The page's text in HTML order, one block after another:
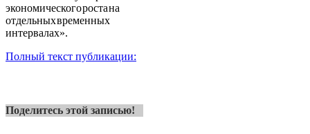
экономического роста на
отдельных временных
интервалах».
Полный текст публикации:
Поделитесь этой записью!